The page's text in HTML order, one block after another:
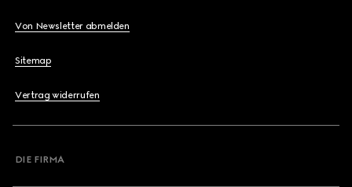
Von Newsletter abmelden
Sitemap
Vertrag widerrufen
DIE FIRMA